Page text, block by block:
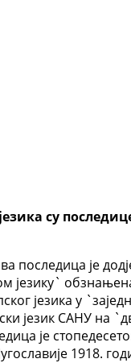
су
последица је
језику`
језика у
језик САНУ на
је
1918.